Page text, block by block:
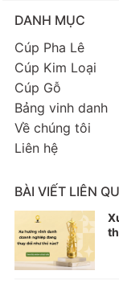
DANH MỤC
Cúp Pha Lê
Cúp Kim Loại
Cúp Gỗ
Bảng vinh danh
Về chúng tôi
Liên hệ
BÀI VIẾT LIÊN